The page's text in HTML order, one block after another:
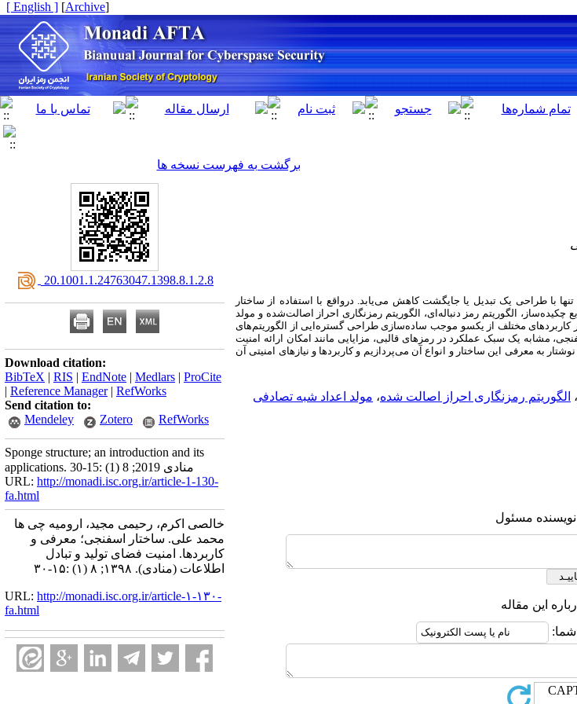
[
Archive
]
[ English ]
برگشت به فهرست نسخه ها
با طراحی یک تبدیل یا جایگشت کاهش می‌یابد. در‌واقع با استفاده از ساختار
الگوریتم رمز دنباله‌‏ای، الگوریتم رمزنگاری احراز اصالت‌شده و مولد
کاربردهای مختلف از یکسو موجب ساده‌­سازی طراحی گستره‌­ایی از الگوریتم‌­های
مشابه یک سبک عملکرد در رمزهای قالبی، مزایایی مانند امکان ارائه امنیت
به معرفی این ساختار و انواع آن می‌­پردازیم و کاربردها و نیازهای امنیتی آن
، الگوریتم رمزنگاری احراز اصالت شده، مولد اعداد شبه تصادفی
نویسنده مسئول
این مقاله
شما:
‎ 20.1001.1.24763047.1398.8.1.2.8
Download citation:
BibTeX | RIS | EndNote | Medlars | ProCite
| Reference Manager| RefWorks
Send citation to:
Mendeley
Zotero RefWorks
Sponge structure; an introduction and its
applications. منادی 2019; 8 (1) :15-30
URL: http://monadi.isc.org.ir/article-1-130-
fa.html
خالصی اکرم، رحیمی مجید، ارومیه چی ها
محمد علی. ساختار اسفنجی؛ معرفی و
کاربردها. امنیت فضای تولید و تبادل
اطلاعات (منادی). ۱۳۹۸; ۸ (۱) :۱۵-۳۰
URL: http://monadi.isc.org.ir/article-۱-۱۳۰-
fa.html